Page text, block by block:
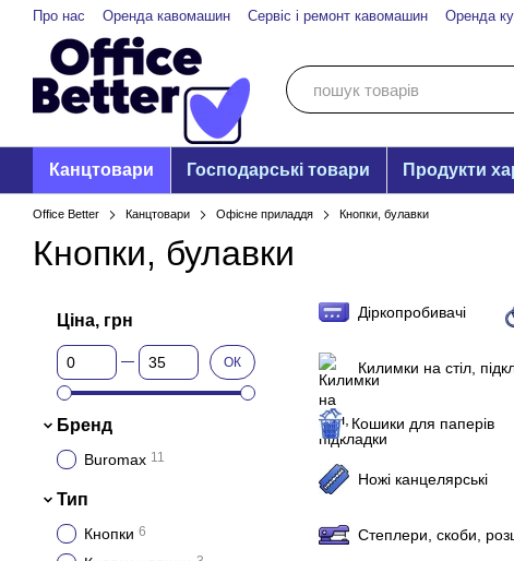
Перейти до основного контенту
Про нас Оренда кавомашин Сервіс і ремонт кавомашин Оренда
Канцтовари Господарські товари Продукти
Office Better Канцтовари Офісне приладдя Кнопки, булавки
Кнопки, булавки
Діркопробивачі
Килимки на стіл,
Кошики для паперів
Ножі канцелярські
Степлери, скоби,
Ціна, грн
Від Ціна, грн
До Ціна, грн ОК
Бренд
Buromax 11
Тип
Кнопки 6